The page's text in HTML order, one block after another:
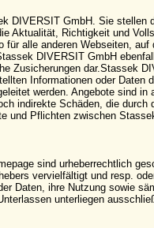
DIVERSIT GmbH. Sie stellen
Aktualität, Richtigkeit und
alle anderen Webseiten, auf
DIVERSIT GmbH
Zusicherungen dar.Stassek
Informationen oder Daten
werden. Angebote sind in
indirekte Schäden, die durch
und Pflichten zwischen
sind urheberrechtlich
vervielfältigt und resp.
Daten, ihre Nutzung sowie
unterliegen